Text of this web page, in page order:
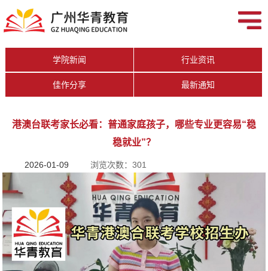
学院新闻 行业资讯
佳作分享 最新通知
港澳台联考家长必看：普通家庭孩子，哪些专业更容易“稳
稳就业”？
2026-01-09 浏览次数：301